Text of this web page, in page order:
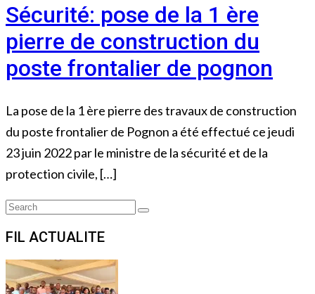
Sécurité: pose de la 1 ère
pierre de construction du
poste frontalier de pognon
La pose de la 1 ère pierre des travaux de construction
du poste frontalier de Pognon a été effectué ce jeudi
23 juin 2022 par le ministre de la sécurité et de la
protection civile, […]
Search
Search
FIL ACTUALITE